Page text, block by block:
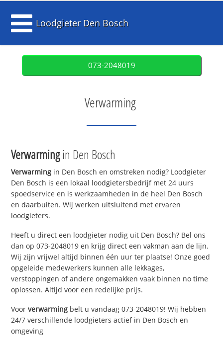
Loodgieter Den Bosch
073-2048019
Verwarming
Verwarmingin Den Bosch
Verwarming in Den Bosch en omstreken nodig? Loodgieter
Den Bosch is een lokaal loodgietersbedrijf met 24 uurs
spoedservice en is werkzaamheden in de heel Den Bosch
en daarbuiten. Wij werken uitsluitend met ervaren
loodgieters.
Heeft u direct een loodgieter nodig uit Den Bosch? Bel ons
dan op 073-2048019 en krijg direct een vakman aan de lijn.
Wij zijn vrijwel altijd binnen één uur ter plaatse! Onze goed
opgeleide medewerkers kunnen alle lekkages,
verstoppingen of andere ongemakken vaak binnen no time
oplossen. Altijd voor een redelijke prijs.
Voorverwarming belt u vandaag 073-2048019! Wij hebben
24/7 verschillende loodgieters actief in Den Bosch en
omgeving